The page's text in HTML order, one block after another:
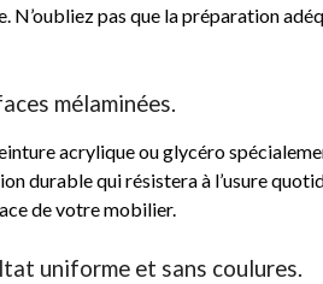
pas que la préparation
mélaminées.
acrylique ou glycéro
durable qui résistera à l’usure
de votre mobilier.
uniforme et sans coulures.